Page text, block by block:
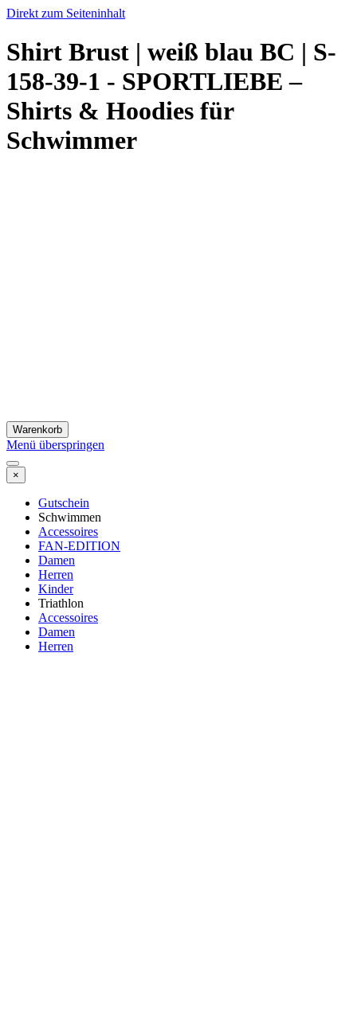
Direkt zum Seiteninhalt
Shirt Brust | weiß blau BC | S-
158-39-1 - SPORTLIEBE –
Shirts & Hoodies für
Schwimmer
Warenkorb
Menü überspringen
×
Gutschein
Schwimmen
Accessoires
FAN-EDITION
Damen
Herren
Kinder
Triathlon
Accessoires
Damen
Herren